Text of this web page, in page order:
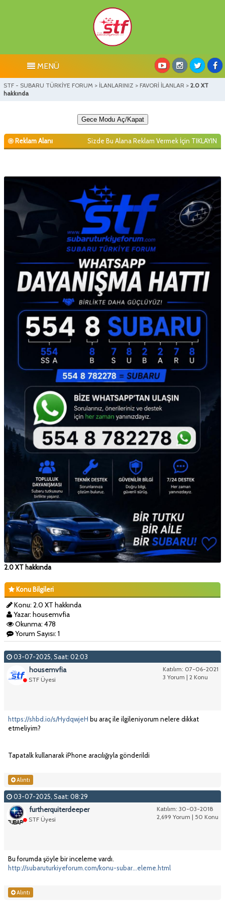
MENÜ
STF - SUBARU TÜRKİYE FORUM > İLANLARINIZ > FAVORİ İLANLAR > 2.0 XT
hakkında
Gece Modu Aç/Kapat
Reklam Alanı Sizde Bu Alana Reklam Vermek İçin TIKLAYIN
2.0 XT hakkında
Konu Bilgileri
Konu: 2.0 XT hakkında
Yazar: housemvfia
Okunma: 478
Yorum Sayısı: 1
03-07-2025, Saat: 02:03
Katılım: 07-06-2021
3 Yorum | 2 Konu
housemvfia
STF Üyesi
https://shbd.io/s/HydqwjeH bu araç ile ilgileniyorum nelere dikkat
etmeliyim?
Tapatalk kullanarak iPhone aracılığıyla gönderildi
Alıntı
03-07-2025, Saat: 08:29
Katılım: 30-03-2018
2,699 Yorum | 50 Konu
furtherquiterdeeper
STF Üyesi
Bu forumda şöyle bir inceleme vardı.
http://subaruturkiyeforum.com/konu-subar...eleme.html
Alıntı